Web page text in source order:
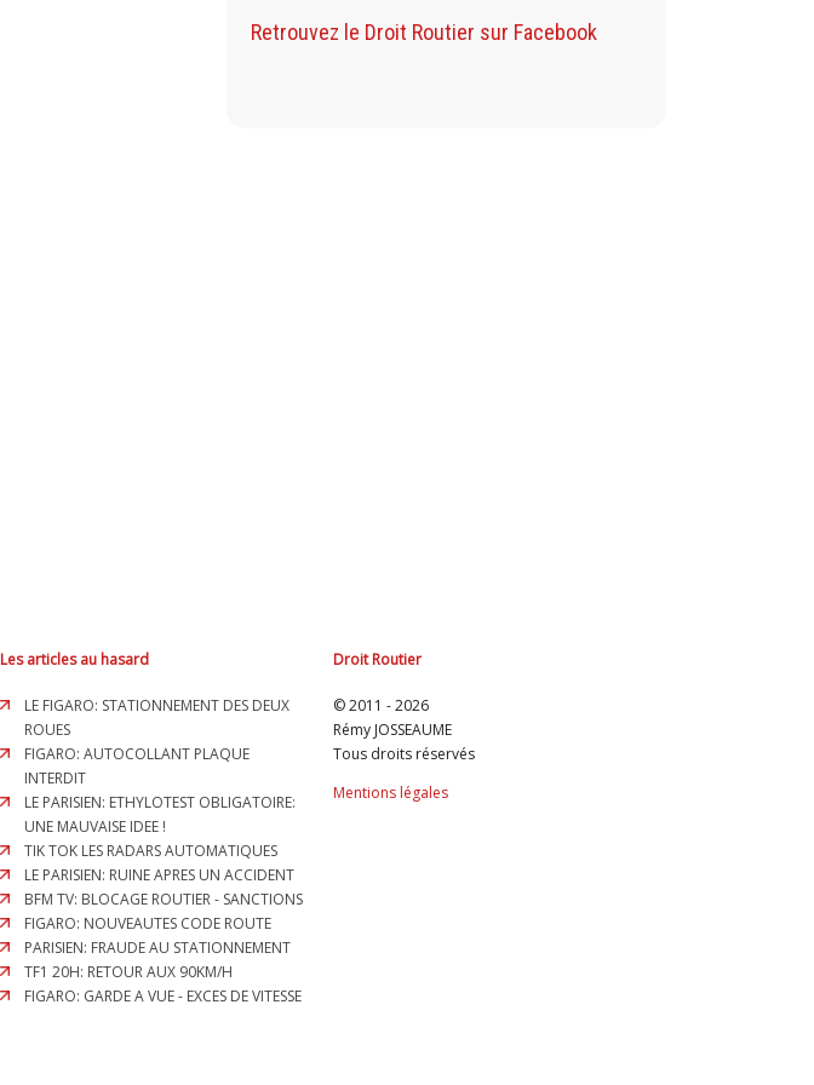
Retrouvez le Droit Routier sur Facebook
Les articles au hasard
LE FIGARO: STATIONNEMENT DES DEUX
ROUES
FIGARO: AUTOCOLLANT PLAQUE
INTERDIT
LE PARISIEN: ETHYLOTEST OBLIGATOIRE:
UNE MAUVAISE IDEE !
TIK TOK LES RADARS AUTOMATIQUES
LE PARISIEN: RUINE APRES UN ACCIDENT
BFM TV: BLOCAGE ROUTIER - SANCTIONS
FIGARO: NOUVEAUTES CODE ROUTE
PARISIEN: FRAUDE AU STATIONNEMENT
TF1 20H: RETOUR AUX 90KM/H
FIGARO: GARDE A VUE - EXCES DE VITESSE
Droit Routier
© 2011 - 2026
Rémy JOSSEAUME
Tous droits réservés
Mentions légales